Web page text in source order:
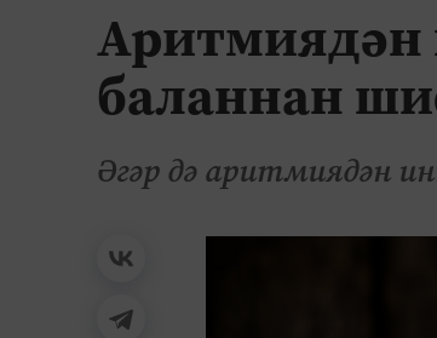
Аритмиядән
баланнан
Әгәр дә аритмиядән